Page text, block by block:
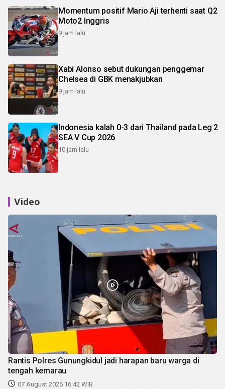
Momentum positif Mario Aji terhenti saat Q2
Moto2 Inggris
9 jam lalu
Xabi Alonso sebut dukungan penggemar
Chelsea di GBK menakjubkan
9 jam lalu
Indonesia kalah 0-3 dari Thailand pada Leg 2
SEA V Cup 2026
10 jam lalu
Video
Rantis Polres Gunungkidul jadi harapan baru warga di
tengah kemarau
07 August 2026 16:42 WIB